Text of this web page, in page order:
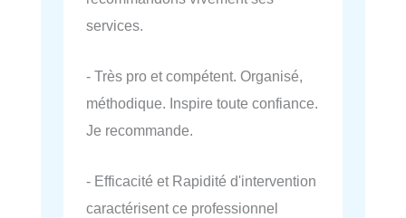
services.
- Très pro et compétent. Organisé,
méthodique. Inspire toute confiance.
Je recommande.
- Efficacité et Rapidité d'intervention
caractérisent ce professionnel